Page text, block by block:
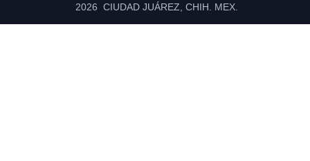
2026 CIUDAD JUÁREZ, CHIH. MEX.